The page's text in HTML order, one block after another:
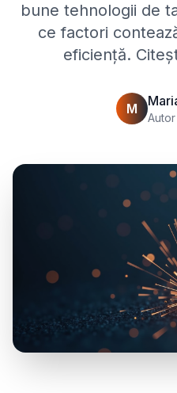
bune tehnologii de
ce factori
eficiență.
M
Autor